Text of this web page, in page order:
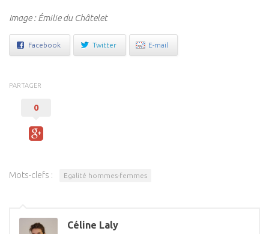
Image : Émilie du Châtelet
Facebook Twitter E-mail
PARTAGER
0
Mots-clefs : Egalité hommes-femmes
Céline Laly